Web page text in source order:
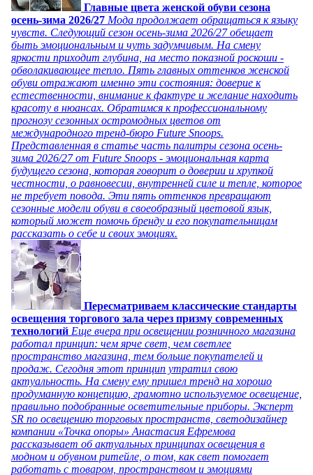
Главные цвета женской обуви сезона
осень-зима 2026/27 Мода продолжает обращаться к языку
чувств. Следующий сезон осень-зима 2026/27 обещает
быть эмоциональным и чуть задумчивым. На смену
яркости приходит глубина, на место показной роскоши -
обволакивающее тепло. Пять главных оттенков женской
обуви отражают именно эти состояния: доверие к
естественности, внимание к фактуре и желание находить
красоту в нюансах. Обратимся к профессиональному
прогнозу сезонных остромодных цветов от
международного тренд-бюро Future Snoops.
Представленная в статье часть палитры сезона осень-
зима 2026/27 от Future Snoops - эмоциональная карта
будущего сезона, которая говорит о доверии и хрупкой
честности, о равновесии, внутренней силе и тепле, которое
не требует повода. Эти пять оттенков превращают
сезонные модели обуви в своеобразный цветовой язык,
который может помочь бренду и его покупательницам
рассказать о себе и своих эмоциях.
Пересматриваем классические стандарты
освещения торгового зала через призму современных
технологий Еще вчера при освещении розничного магазина
работал принцип: чем ярче свет, чем светлее
пространство магазина, тем больше покупателей и
продаж. Сегодня этот принцип утратил свою
актуальность. На смену ему пришел тренд на хорошо
продуманную концепцию, грамотно используемое освещение,
правильно подобранные осветительные приборы. Эксперт
SR по освещению торговых пространств, светодизайнер
компании «Точка опоры» Анастасия Ефремова
рассказывает об актуальных принципах освещения в
модном и обувном ритейле, о том, как свет помогает
работать с товаром, пространством и эмоциями